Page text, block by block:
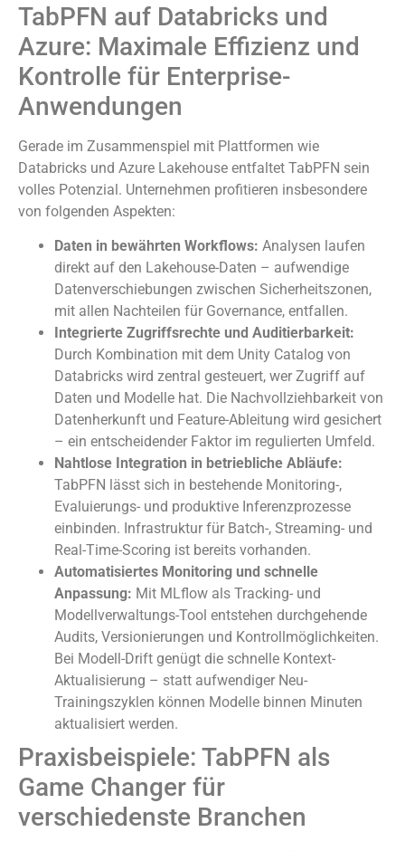
TabPFN auf Databricks und
Azure: Maximale Effizienz und
Kontrolle für Enterprise-
Anwendungen
Gerade im Zusammenspiel mit Plattformen wie
Databricks und Azure Lakehouse entfaltet TabPFN sein
volles Potenzial. Unternehmen profitieren insbesondere
von folgenden Aspekten:
Daten in bewährten Workflows: Analysen laufen
direkt auf den Lakehouse-Daten – aufwendige
Datenverschiebungen zwischen Sicherheitszonen,
mit allen Nachteilen für Governance, entfallen.
Integrierte Zugriffsrechte und Auditierbarkeit:
Durch Kombination mit dem Unity Catalog von
Databricks wird zentral gesteuert, wer Zugriff auf
Daten und Modelle hat. Die Nachvollziehbarkeit von
Datenherkunft und Feature-Ableitung wird gesichert
– ein entscheidender Faktor im regulierten Umfeld.
Nahtlose Integration in betriebliche Abläufe:
TabPFN lässt sich in bestehende Monitoring-,
Evaluierungs- und produktive Inferenzprozesse
einbinden. Infrastruktur für Batch-, Streaming- und
Real-Time-Scoring ist bereits vorhanden.
Automatisiertes Monitoring und schnelle
Anpassung: Mit MLflow als Tracking- und
Modellverwaltungs-Tool entstehen durchgehende
Audits, Versionierungen und Kontrollmöglichkeiten.
Bei Modell-Drift genügt die schnelle Kontext-
Aktualisierung – statt aufwendiger Neu-
Trainingszyklen können Modelle binnen Minuten
aktualisiert werden.
Praxisbeispiele: TabPFN als
Game Changer für
verschiedenste Branchen